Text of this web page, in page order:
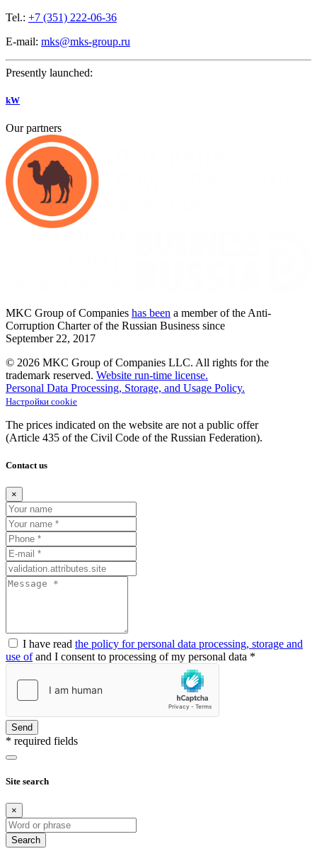
Tel.: +7 (351) 222-06-36
E-mail: mks@mks-group.ru
Presently launched:
kW
Our partners
MKC Group of Companies has been a member of the Anti-
Corruption Charter of the Russian Business since
September 22, 2017
© 2026 MKC Group of Companies LLC. All rights for the
trademark reserved. Website run-time license.
Personal Data Processing, Storage, and Usage Policy.
Настройки cookie
The prices indicated on the website are not a public offer
(Article 435 of the Civil Code of the Russian Federation).
Contact us
×
I have read the policy for personal data processing, storage and
use ofand I consent to processing of my personal data *
Send
* required fields
Site search
×
Search